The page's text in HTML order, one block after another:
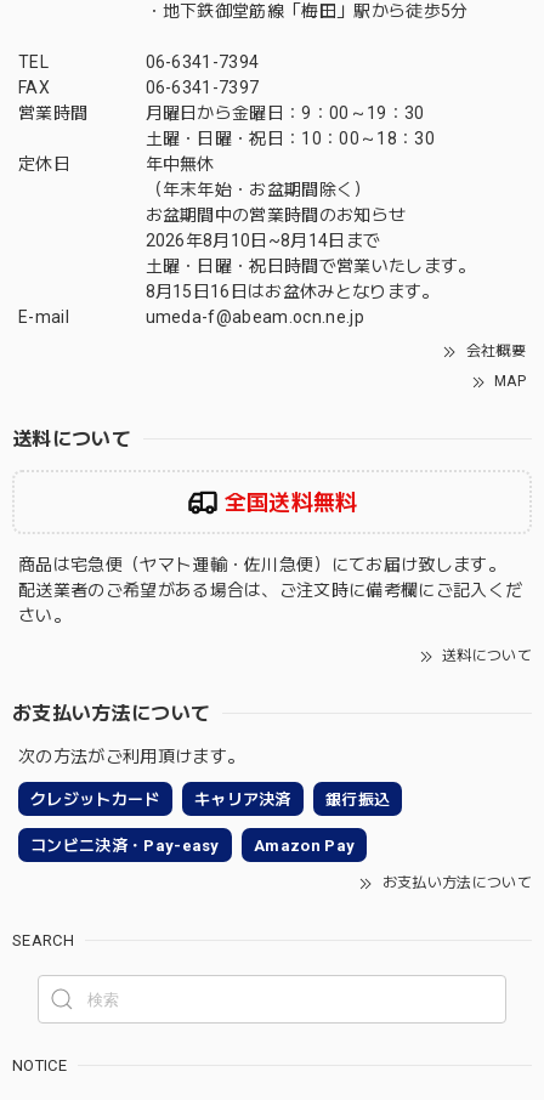
・地下鉄御堂筋線「梅田」駅から徒歩5分
TEL
06-6341-7394
FAX
06-6341-7397
営業時間
月曜日から金曜日：9：00～19：30
土曜・日曜・祝日：10：00～18：30
定休日
年中無休
（年末年始・お盆期間除く）
お盆期間中の営業時間のお知らせ
2026年8月10日~8月14日まで
土曜・日曜・祝日時間で営業いたします。
8月15日16日はお盆休みとなります。
E-mail
umeda-f@abeam.ocn.ne.jp
会社概要
MAP
送料について
全国送料無料
商品は宅急便（ヤマト運輸・佐川急便）にてお届け致します。
配送業者のご希望がある場合は、ご注文時に備考欄にご記入くだ
さい。
送料について
お支払い方法について
次の方法がご利用頂けます。
クレジットカード キャリア決済 銀行振込
コンビニ決済・Pay-easy Amazon Pay
お支払い方法について
SEARCH
NOTICE